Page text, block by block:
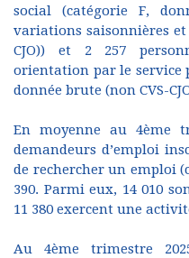
social (catégorie F,
variations saisonnières et
CJO)) et 2 257
orientation par le service
donnée brute (non CVS-
En moyenne au 4ème
demandeurs d’emploi
de rechercher un emploi
390. Parmi eux, 14 010
11 380 exercent une
Au 4ème trimestre